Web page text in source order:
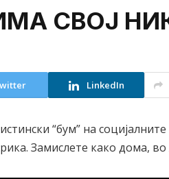
СВОЈ
LinkedIn
“бум” на
Замислете како дома,